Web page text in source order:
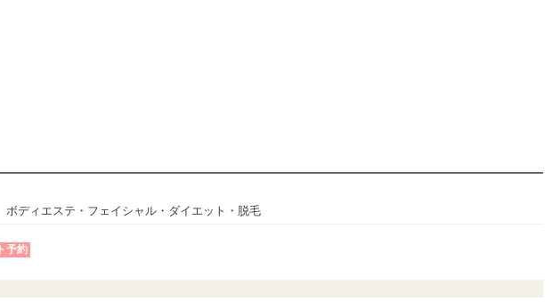
ボディエステ・フェイシャル・ダイエット・脱毛
予約